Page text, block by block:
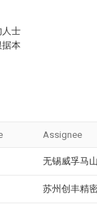
人士
据本
Assignee
无锡威孚马
苏州创丰精